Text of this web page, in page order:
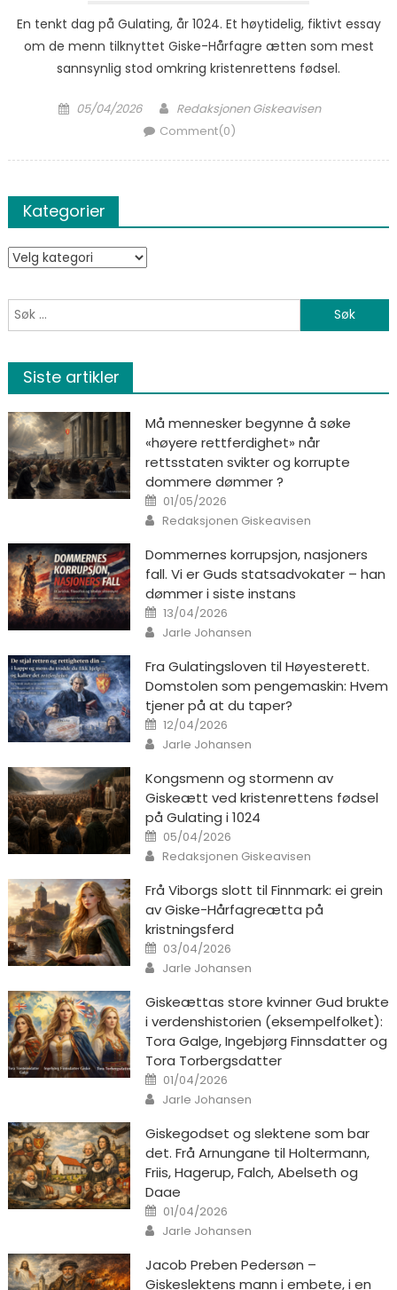
En tenkt dag på Gulating, år 1024. Et høytidelig, fiktivt essay
om de menn tilknyttet Giske-Hårfagre ætten som mest
sannsynlig stod omkring kristenrettens fødsel.
Posted on
05/04/2026 Author
Redaksjonen Giskeavisen
Comment(0)
Kategorier
Kategorier
Søk etter:
Siste artikler
Må mennesker begynne å søke
«høyere rettferdighet» når
rettsstaten svikter og korrupte
dommere dømmer ?
Posted on
01/05/2026
Author
Redaksjonen Giskeavisen
Dommernes korrupsjon, nasjoners
fall. Vi er Guds statsadvokater – han
dømmer i siste instans
Posted on
13/04/2026
Author
Jarle Johansen
Fra Gulatingsloven til Høyesterett.
Domstolen som pengemaskin: Hvem
tjener på at du taper?
Posted on
12/04/2026
Author
Jarle Johansen
Kongsmenn og stormenn av
Giskeætt ved kristenrettens fødsel
på Gulating i 1024
Posted on
05/04/2026
Author
Redaksjonen Giskeavisen
Frå Viborgs slott til Finnmark: ei grein
av Giske-Hårfagreætta på
kristningsferd
Posted on
03/04/2026
Author
Jarle Johansen
Giskeættas store kvinner Gud brukte
i verdenshistorien (eksempelfolket):
Tora Galge, Ingebjørg Finnsdatter og
Tora Torbergsdatter
Posted on
01/04/2026
Author
Jarle Johansen
Giskegodset og slektene som bar
det. Frå Arnungane til Holtermann,
Friis, Hagerup, Falch, Abelseth og
Daae
Posted on
01/04/2026
Author
Jarle Johansen
Jacob Preben Pedersøn –
Giskeslektens mann i embete, i en